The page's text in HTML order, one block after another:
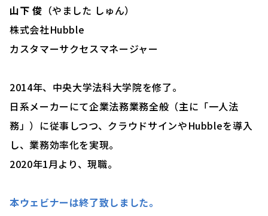
山下 俊 （やました しゅん）
株式会社Hubble
カスタマーサクセスマネージャー
2014年、中央大学法科大学院を修了。
日系メーカーにて企業法務業務全般（主に「一人法
務」）に従事しつつ、クラウドサインやHubbleを導入
し、業務効率化を実現。
2020年1月より、現職。
本ウェビナーは終了致しました。